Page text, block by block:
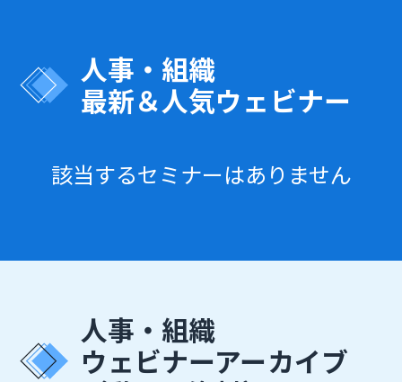
人事・組織
最新＆人気ウェビナー
該当するセミナーはありません
人事・組織
ウェビナーアーカイブ